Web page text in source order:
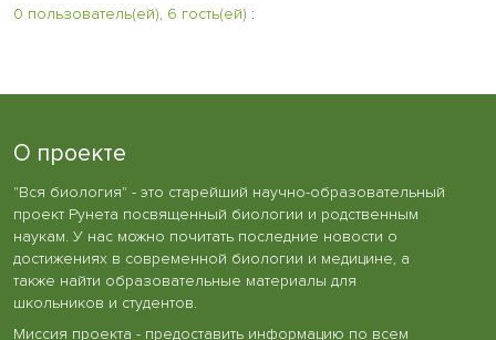
0 пользователь(ей), 6 гость(ей) :
О проекте
"Вся биология" - это старейший научно-образовательный
проект Рунета посвященный биологии и родственным
наукам. У нас можно почитать последние новости о
достижениях в современной биологии и медицине, а
также найти образовательные материалы для
школьников и студентов.
Миссия проекта - предоставить информацию по всем